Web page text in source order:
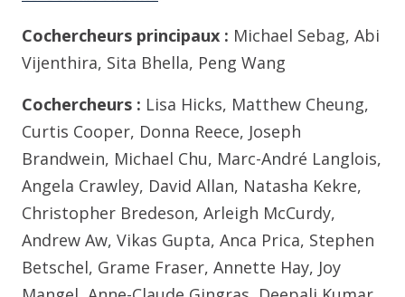
Cochercheurs principaux : Michael Sebag, Abi
Vijenthira, Sita Bhella, Peng Wang
Cochercheurs : Lisa Hicks, Matthew Cheung,
Curtis Cooper, Donna Reece, Joseph
Brandwein, Michael Chu, Marc-André Langlois,
Angela Crawley, David Allan, Natasha Kekre,
Christopher Bredeson, Arleigh McCurdy,
Andrew Aw, Vikas Gupta, Anca Prica, Stephen
Betschel, Grame Fraser, Annette Hay, Joy